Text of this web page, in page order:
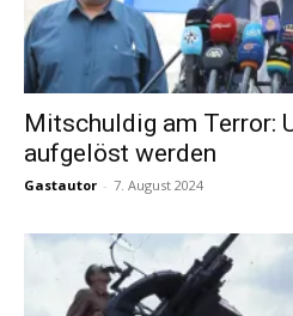
Mitschuldig am Terror:
aufgelöst werden
Gastautor - 7. August 2024